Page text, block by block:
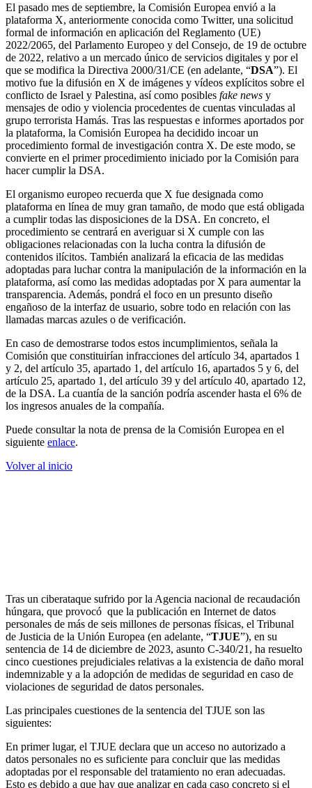
El pasado mes de septiembre, la Comisión Europea envió a la
plataforma X, anteriormente conocida como Twitter, una solicitud
formal de información en aplicación del Reglamento (UE)
2022/2065, del Parlamento Europeo y del Consejo, de 19 de octubre
de 2022, relativo a un mercado único de servicios digitales y por el
que se modifica la Directiva 2000/31/CE (en adelante, “DSA”). El
motivo fue la difusión en X de imágenes y vídeos explícitos sobre el
conflicto de Israel y Palestina, así como posibles fake news y
mensajes de odio y violencia procedentes de cuentas vinculadas al
grupo terrorista Hamás. Tras las respuestas e informes aportados por
la plataforma, la Comisión Europea ha decidido incoar un
procedimiento formal de investigación contra X. De este modo, se
convierte en el primer procedimiento iniciado por la Comisión para
hacer cumplir la DSA.
El organismo europeo recuerda que X fue designada como
plataforma en línea de muy gran tamaño, de modo que está obligada
a cumplir todas las disposiciones de la DSA. En concreto, el
procedimiento se centrará en averiguar si X cumple con las
obligaciones relacionadas con la lucha contra la difusión de
contenidos ilícitos. También analizará la eficacia de las medidas
adoptadas para luchar contra la manipulación de la información en la
plataforma, así como las medidas adoptadas por X para aumentar la
transparencia. Además, pondrá el foco en un presunto diseño
engañoso de la interfaz de usuario, sobre todo en relación con las
llamadas marcas azules o de verificación.
En caso de demostrarse todos estos incumplimientos, señala la
Comisión que constituirían infracciones del artículo 34, apartados 1
y 2, del artículo 35, apartado 1, del artículo 16, apartados 5 y 6, del
artículo 25, apartado 1, del artículo 39 y del artículo 40, apartado 12,
de la DSA. La cuantía de la sanción podría ascender hasta el 6% de
los ingresos anuales de la compañía.
Puede consultar la nota de prensa de la Comisión Europea en el
siguiente enlace.
Volver al inicio
Tras un ciberataque sufrido por la Agencia nacional de recaudación
húngara, que provocó que la publicación en Internet de datos
personales de más de seis millones de personas físicas, el Tribunal
de Justicia de la Unión Europea (en adelante, “TJUE”), en su
sentencia de 14 de diciembre de 2023, asunto C-340/21, ha resuelto
cinco cuestiones prejudiciales relativas a la existencia de daño moral
indemnizable y a la adopción de medidas de seguridad en caso de
violaciones de seguridad de datos personales.
Las principales cuestiones de la sentencia del TJUE son las
siguientes:
En primer lugar, el TJUE declara que un acceso no autorizado a
datos personales no es suficiente para concluir que las medidas
adoptadas por el responsable del tratamiento no eran adecuadas.
Esto es debido a que hay que analizar en cada caso concreto si el